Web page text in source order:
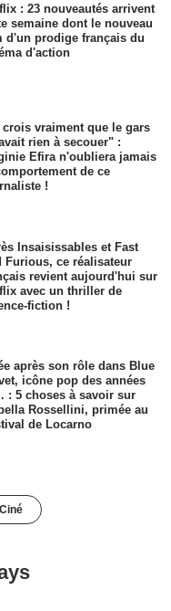
: 23 nouveautés arrivent
semaine dont le nouveau
d'un prodige français du
d'action
crois vraiment que le gars
rien à secouer" :
Efira n'oubliera jamais
de ce
!
Insaisissables et Fast
Furious, ce réalisateur
revient aujourd'hui sur
avec un thriller de
fiction !
après son rôle dans Blue
icône pop des années
: 5 choses à savoir sur
Rossellini, primée au
de Locarno